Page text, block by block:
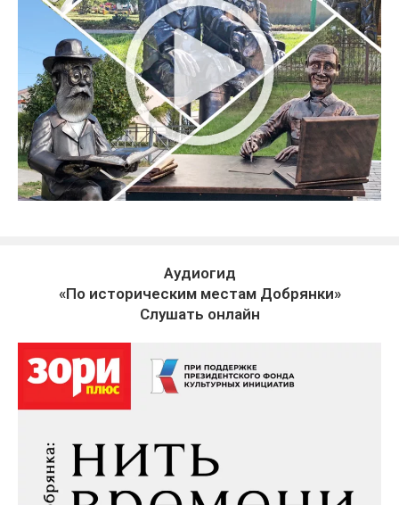
Аудиогид
«По историческим местам Добрянки»
Слушать онлайн